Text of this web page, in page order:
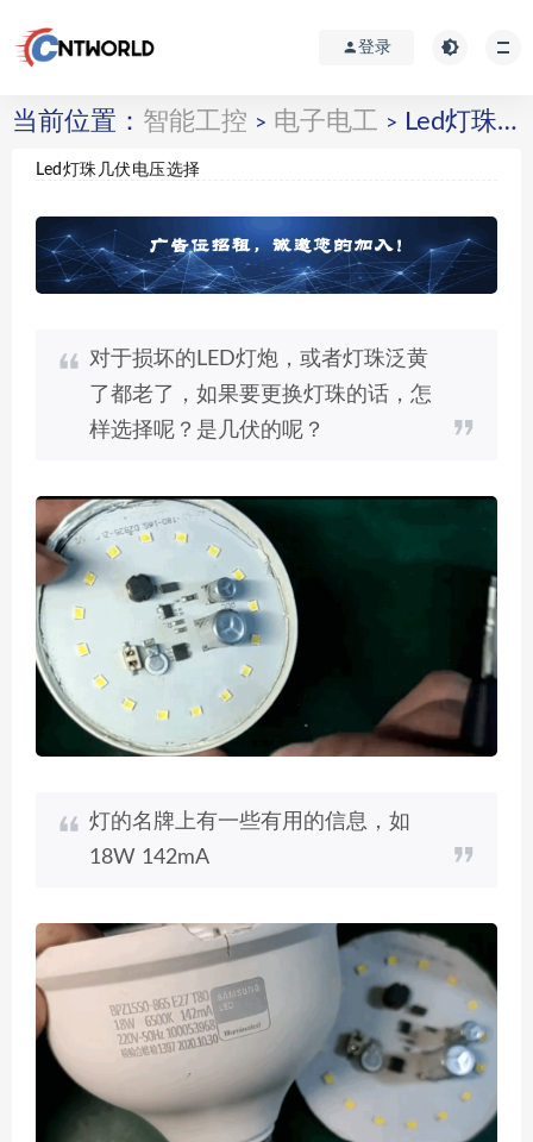
登录
当前位置： 智能工控 > 电子电工 > Led灯珠几伏电压选择
Led灯珠几伏电压选择
对于损坏的LED灯炮，或者灯珠泛黄
了都老了，如果要更换灯珠的话，怎
样选择呢？是几伏的呢？
灯的名牌上有一些有用的信息，如
18W 142mA